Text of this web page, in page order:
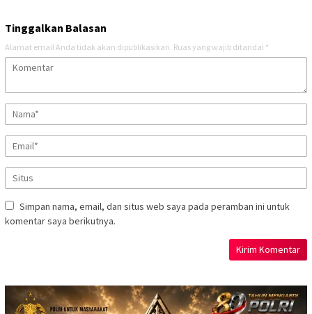
Tinggalkan Balasan
Alamat email Anda tidak akan dipublikasikan. Ruas yang wajib ditandai *
Simpan nama, email, dan situs web saya pada peramban ini untuk
komentar saya berikutnya.